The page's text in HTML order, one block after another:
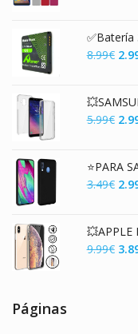
era:
8.99€ El
era:
5.99€ El
era:
3.49€ El
era:
9.99€ El
Páginas